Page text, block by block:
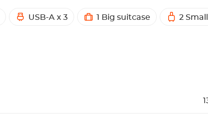
USB-A x 3 1 Big suitcase 2